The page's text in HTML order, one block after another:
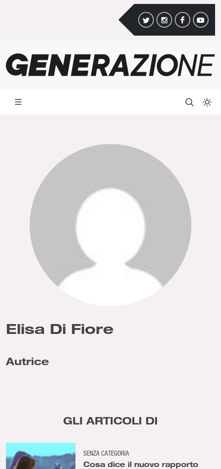
Elisa Di Fiore
Autrice
GLI ARTICOLI DI
SENZA CATEGORIA
Cosa dice il nuovo rapporto